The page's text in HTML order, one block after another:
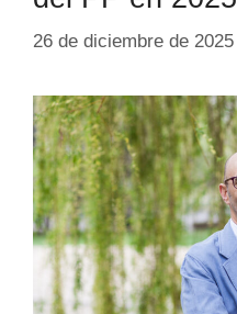
26 de diciembre de 2025